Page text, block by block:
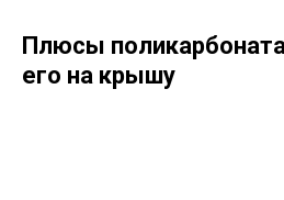
Плюсы
его на крышу